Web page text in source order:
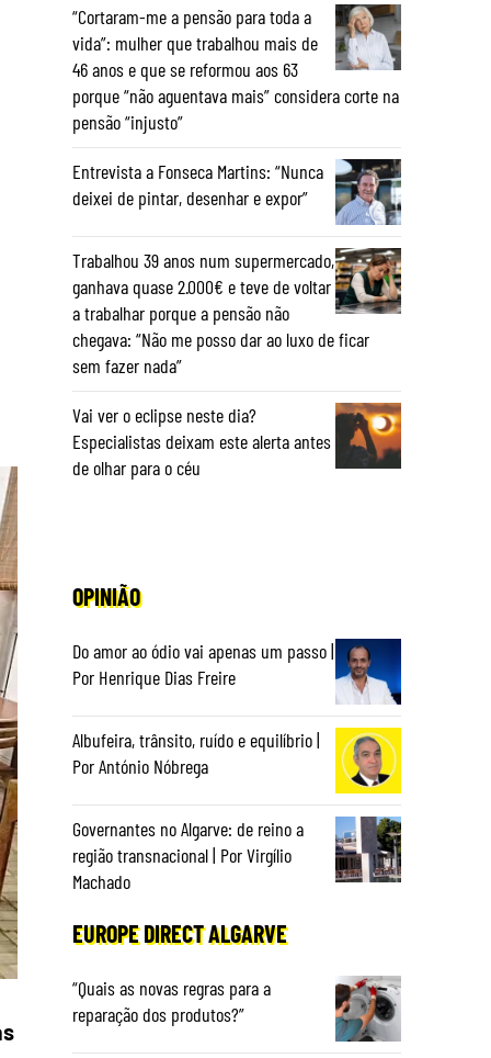
“Cortaram-me a pensão para toda a
vida”: mulher que trabalhou mais de
46 anos e que se reformou aos 63
porque “não aguentava mais” considera corte na
pensão “injusto”
Entrevista a Fonseca Martins: “Nunca
deixei de pintar, desenhar e expor”
Trabalhou 39 anos num supermercado,
ganhava quase 2.000€ e teve de voltar
a trabalhar porque a pensão não
chegava: “Não me posso dar ao luxo de ficar
sem fazer nada”
Vai ver o eclipse neste dia?
Especialistas deixam este alerta antes
de olhar para o céu
OPINIÃO
Do amor ao ódio vai apenas um passo |
Por Henrique Dias Freire
Albufeira, trânsito, ruído e equilíbrio |
Por António Nóbrega
Governantes no Algarve: de reino a
região transnacional | Por Virgílio
Machado
EUROPE DIRECT ALGARVE
“Quais as novas regras para a
reparação dos produtos?”